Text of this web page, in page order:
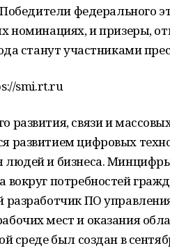
федерального
номинациях, и призеры,
станут участниками
smi.rt.ru
развития, связи и
развитием цифровых
и бизнеса.
вокруг потребностей
разработчик ПО
мест и оказания
среде был создан в